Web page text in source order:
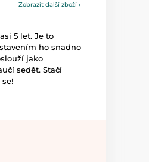
Zobrazit další zboží ›
5 let. Je to
ho snadno
jako
sedět. Stačí